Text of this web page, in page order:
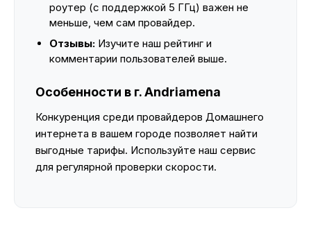
роутер (с поддержкой 5 ГГц) важен не
меньше, чем сам провайдер.
Отзывы: Изучите наш рейтинг и
комментарии пользователей выше.
Особенности в г. Andriamena
Конкуренция среди провайдеров Домашнего
интернета в вашем городе позволяет найти
выгодные тарифы. Используйте наш сервис
для регулярной проверки скорости.